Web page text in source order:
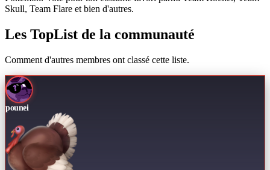
Skull, Team Flare et bien d'autres.
Les TopList de la communauté
Comment d'autres membres ont classé cette liste.
pounei